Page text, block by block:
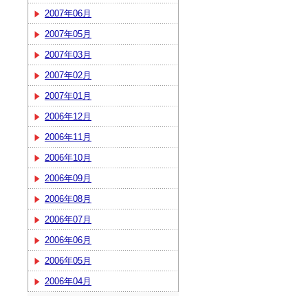
2007年06月
2007年05月
2007年03月
2007年02月
2007年01月
2006年12月
2006年11月
2006年10月
2006年09月
2006年08月
2006年07月
2006年06月
2006年05月
2006年04月